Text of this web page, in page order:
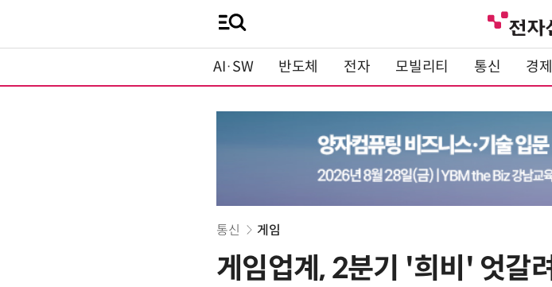
AI·SW 반도체 전자 모빌리티 통신 경제
통신 게임
게임업계, 2분기 '희비' 엇갈려